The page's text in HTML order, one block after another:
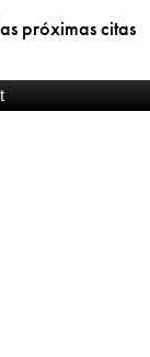
próximas citas